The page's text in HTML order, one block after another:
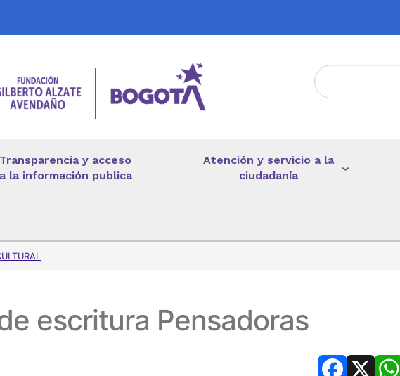
Transparencia y acceso
a la información publica
Atención y servicio a la
ciudadanía
enlaces de ayuda a la navegación
escritura Pensadoras
Facebook
X